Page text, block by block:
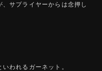
サプライヤーからは念押し
われるガーネット。